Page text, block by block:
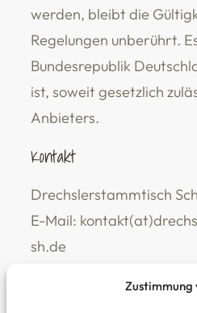
Zustimmung
werden, bleibt die
Regelungen unberührt.
Bundesrepublik
ist, soweit gesetzlich
Anbieters.
Kontakt
Drechslerstammtisch
E-Mail:
sh.de